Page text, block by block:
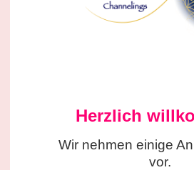
Herzlich
Wir nehmen einige
vor.